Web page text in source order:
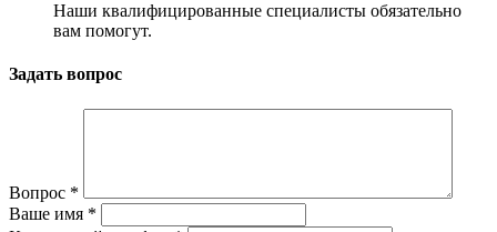
Наши квалифицированные специалисты обязательно
вам помогут.
Задать вопрос
Вопрос *
Ваше имя *